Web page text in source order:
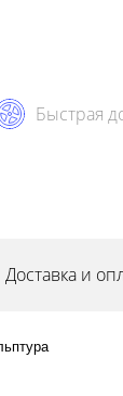
Быстрая
Доставка и